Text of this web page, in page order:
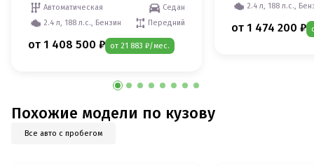
Автоматическая
Седан
2.4 л, 188 л.с., Бензин
Передний
от 1 408 500 ₽ от 21 883 ₽/мес.
2.4 л, 188 л.с.,
от 1 474 200 ₽
Похожие модели по кузову
Все авто с пробегом